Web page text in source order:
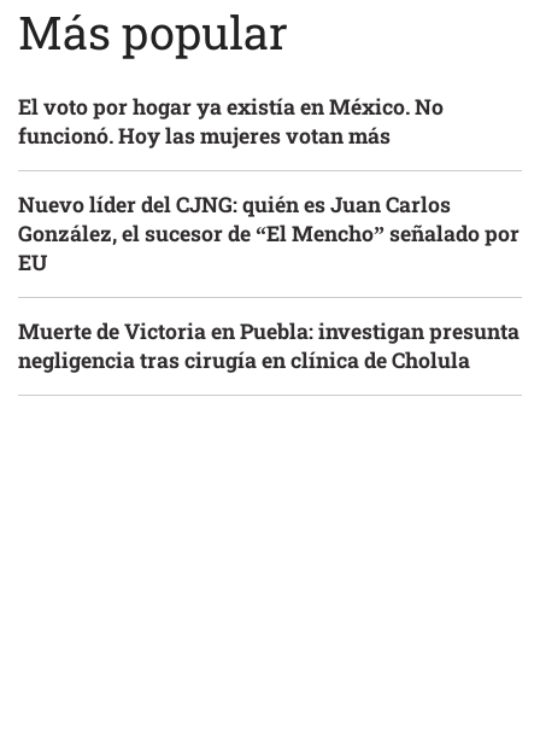
Más popular
El voto por hogar ya existía en México. No
funcionó. Hoy las mujeres votan más
Nuevo líder del CJNG: quién es Juan Carlos
González, el sucesor de “El Mencho” señalado por
EU
Muerte de Victoria en Puebla: investigan presunta
negligencia tras cirugía en clínica de Cholula